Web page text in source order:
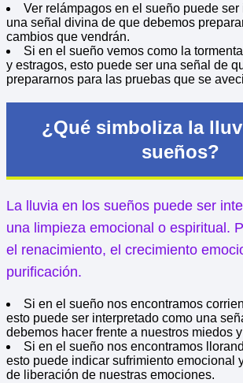
Ver relámpagos en el sueño puede
una señal divina de que debemos
cambios que vendrán.
Si en el sueño vemos como la
y estragos, esto puede ser una señal de
prepararnos para las pruebas que se
¿Qué simboliza la
sueños?
La lluvia en los sueños puede ser
una limpieza emocional o espiritual.
el renacimiento, el crecimiento
purificación.
Si en el sueño nos encontramos
esto puede ser interpretado como una
debemos hacer frente a nuestros miedos
Si en el sueño nos encontramos
esto puede indicar sufrimiento emocional
de liberación de nuestras emociones.